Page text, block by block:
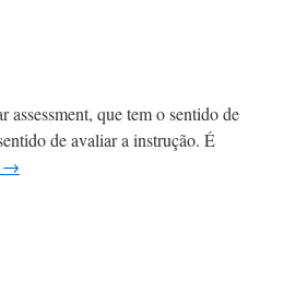
assessment, que tem o sentido de
de avaliar a instrução. É
→